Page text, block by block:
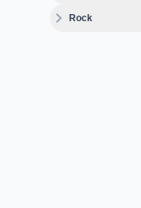
expand_moreRock